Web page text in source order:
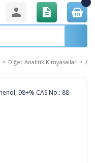
Diğer Analitik Kimyasallar